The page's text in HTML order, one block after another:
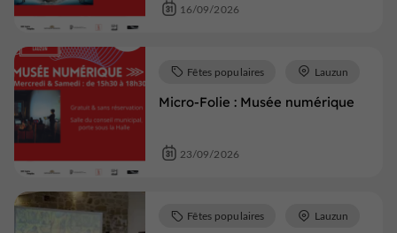
16/09/2026
Micro-Folie : Musée numérique
Fêtes populaires Lauzun
23/09/2026
Fêtes populaires Lauzun